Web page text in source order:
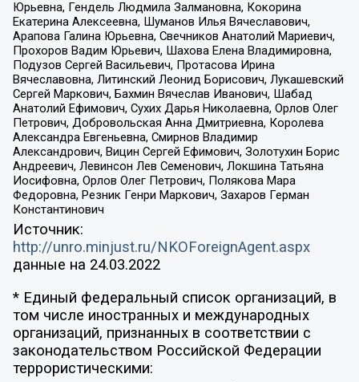
Юрьевна, Гендель Людмила Залмановна, Кокорина
Екатерина Алексеевна, Шуманов Илья Вячеславович,
Арапова Галина Юрьевна, Свечников Анатолий Мариевич,
Прохоров Вадим Юрьевич, Шахова Елена Владимировна,
Подузов Сергей Васильевич, Протасова Ирина
Вячеславовна, Литинский Леонид Борисович, Лукашевский
Сергей Маркович, Бахмин Вячеслав Иванович, Шабад
Анатолий Ефимович, Сухих Дарья Николаевна, Орлов Олег
Петрович, Добровольская Анна Дмитриевна, Королева
Александра Евгеньевна, Смирнов Владимир
Александрович, Вицин Сергей Ефимович, Золотухин Борис
Андреевич, Левинсон Лев Семенович, Локшина Татьяна
Иосифовна, Орлов Олег Петрович, Полякова Мара
Федоровна, Резник Генри Маркович, Захаров Герман
Константинович
Источник:
http://unro.minjust.ru/NKOForeignAgent.aspx
данные на 24.03.2022
* Единый федеральный список организаций, в
том числе иностранных и международных
организаций, признанных в соответствии с
законодательством Российской Федерации
террористическими: